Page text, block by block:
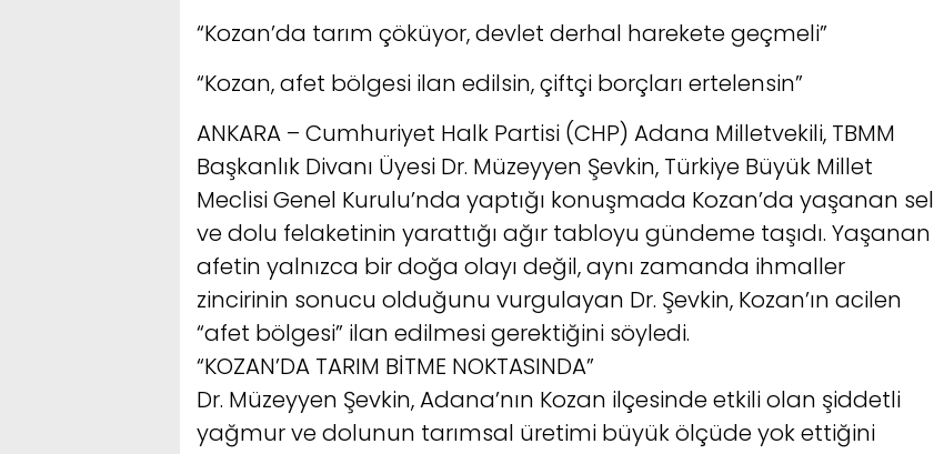
“Kozan’da tarım çöküyor, devlet derhal harekete geçmeli”
“Kozan, afet bölgesi ilan edilsin, çiftçi borçları ertelensin”
ANKARA – Cumhuriyet Halk Partisi (CHP) Adana Milletvekili, TBMM
Başkanlık Divanı Üyesi Dr. Müzeyyen Şevkin, Türkiye Büyük Millet
Meclisi Genel Kurulu’nda yaptığı konuşmada Kozan’da yaşanan sel
ve dolu felaketinin yarattığı ağır tabloyu gündeme taşıdı. Yaşanan
afetin yalnızca bir doğa olayı değil, aynı zamanda ihmaller
zincirinin sonucu olduğunu vurgulayan Dr. Şevkin, Kozan’ın acilen
“afet bölgesi” ilan edilmesi gerektiğini söyledi.
“KOZAN’DA TARIM BİTME NOKTASINDA”
Dr. Müzeyyen Şevkin, Adana’nın Kozan ilçesinde etkili olan şiddetli
yağmur ve dolunun tarımsal üretimi büyük ölçüde yok ettiğini